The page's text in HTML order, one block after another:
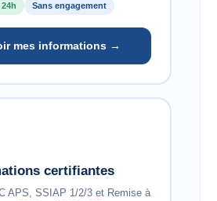
Sans engagement
mes informations →
certifiantes
APS, SSIAP 1/2/3 et Remise à